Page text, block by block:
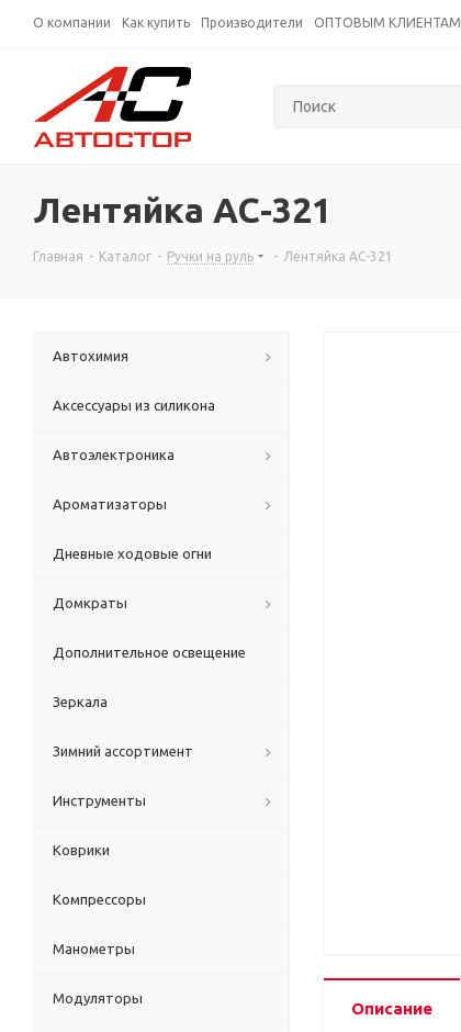
О компании Как купить Производители ОПТОВЫМ КЛИЕНТАМ
Лентяйка AC-321
Главная - Каталог - Ручки на руль - Лентяйка AC-321
Описание
Автохимия
Аксессуары из силикона
Автоэлектроника
Ароматизаторы
Дневные ходовые огни
Домкраты
Дополнительное освещение
Зеркала
Зимний ассортимент
Инструменты
Коврики
Компрессоры
Манометры
Модуляторы